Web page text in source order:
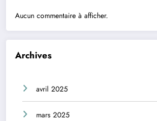
Aucun commentaire à afficher.
Archives
avril 2025
mars 2025